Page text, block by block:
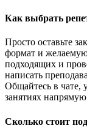
Как выбрать
Просто оставьте
формат и
подходящих и
написать
Общайтесь в чате,
занятиях
Сколько стоит